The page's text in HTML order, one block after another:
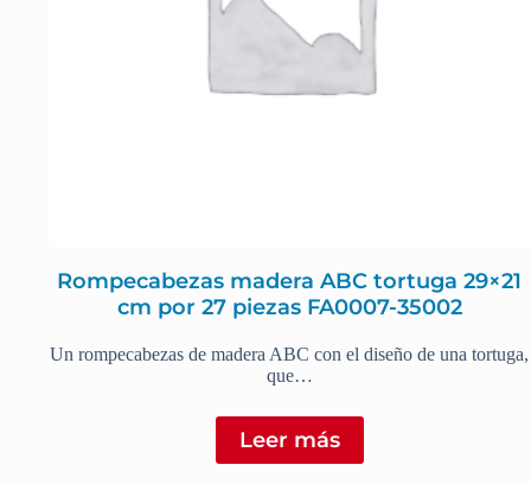
Rompecabezas madera ABC tortuga 29×21
cm por 27 piezas FA0007-35002
Un rompecabezas de madera ABC con el diseño de una tortuga,
que…
Leer más